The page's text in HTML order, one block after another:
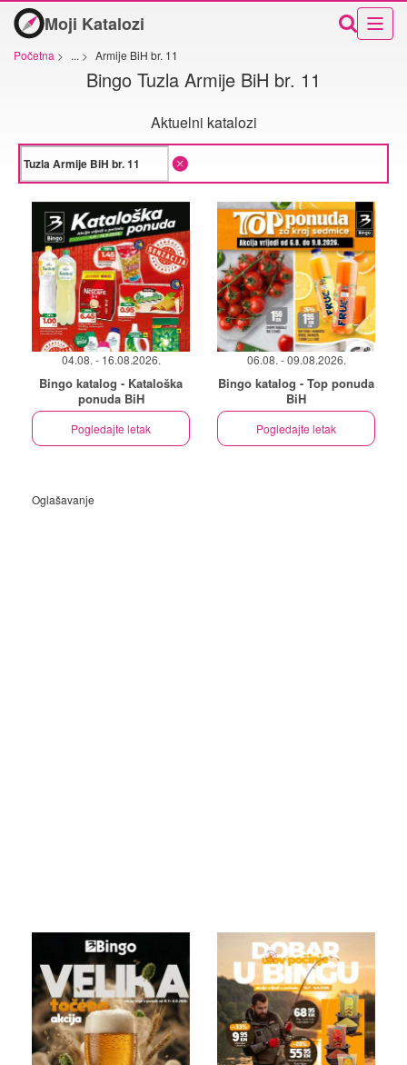
Moji Katalozi
Početna > ... > Armije BiH br. 11
Bingo Tuzla Armije BiH br. 11
Aktuelni katalozi
04.08. - 16.08.2026.
Bingo katalog - Kataloška
ponuda BiH
Pogledajte letak
06.08. - 09.08.2026.
Bingo katalog - Top ponuda
BiH
Pogledajte letak
Oglašavanje